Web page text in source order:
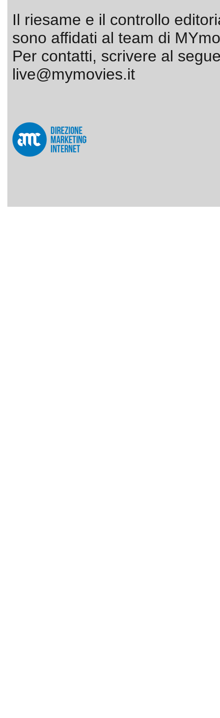
Il riesame e il controllo
sono affidati al team di
Per contatti, scrivere al
live@mymovies.it